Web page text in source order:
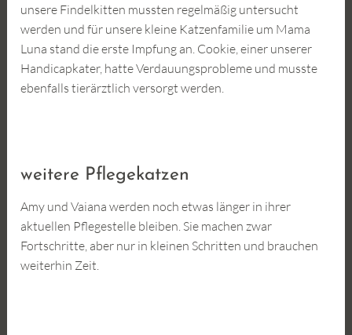
unsere Findelkitten mussten regelmäßig untersucht
werden und für unsere kleine Katzenfamilie um Mama
Luna stand die erste Impfung an. Cookie, einer unserer
Handicapkater, hatte Verdauungsprobleme und musste
ebenfalls tierärztlich versorgt werden.
weitere Pflegekatzen
Amy und Vaiana werden noch etwas länger in ihrer
aktuellen Pflegestelle bleiben. Sie machen zwar
Fortschritte, aber nur in kleinen Schritten und brauchen
weiterhin Zeit.